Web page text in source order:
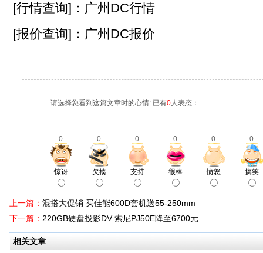
[行情查询]：广州DC行情
[报价查询]：广州DC报价
请选择您看到这篇文章时的心情: 已有0人表态：
0 0 0 0 0 0
惊讶 欠揍 支持 很棒 愤怒 搞笑
上一篇： 混搭大促销 买佳能600D套机送55-250mm
下一篇： 220GB硬盘投影DV 索尼PJ50E降至6700元
相关文章